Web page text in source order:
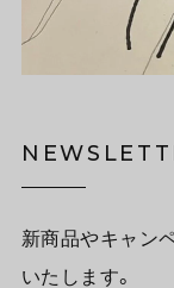
新商品やキャン
いたします。